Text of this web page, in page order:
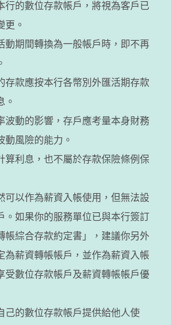
行的數位存款帳戶，將視為客戶已
更。
動期間轉換為一般帳戶時，即不再
存款應按本行各幣別外匯活期存款
。
波動的影響，存戶應考量本身財務
動風險的能力。
算利息，也不屬於存款保險條例保
可以作為薪資入帳使用，但無法設
。如果你的服務單位已與本行簽訂
帳綜合存款約定書」，建議你另外
為薪資轉帳帳戶，並作為薪資入帳
受數位存款帳戶及薪資轉帳帳戶優
己的數位存款帳戶提供給他人使